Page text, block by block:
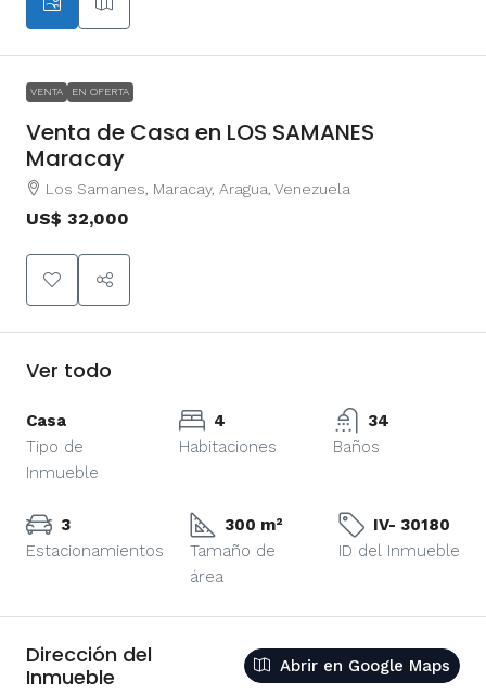
VENTA EN OFERTA
Venta de Casa en LOS SAMANES
Maracay
Los Samanes, Maracay, Aragua, Venezuela
US$ 32,000
Ver todo
Casa
Tipo de
Inmueble
4
Habitaciones
34
Baños
3
Estacionamientos
300 m²
Tamaño de
área
IV- 30180
ID del Inmueble
Dirección del
Inmueble
Abrir en Google Maps